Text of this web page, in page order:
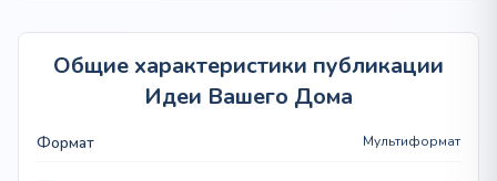
Общие характеристики публикации
Идеи Вашего Дома
Формат Мультиформат